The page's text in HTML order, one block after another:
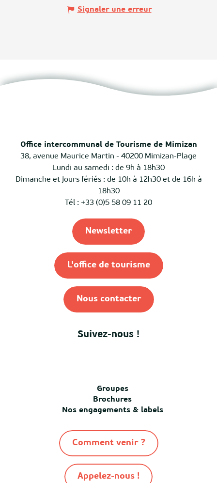
Signaler une erreur
Office intercommunal de Tourisme de Mimizan
38, avenue Maurice Martin - 40200 Mimizan-Plage
Lundi au samedi : de 9h à 18h30
Dimanche et jours fériés : de 10h à 12h30 et de 16h à
18h30
Tél : +33 (0)5 58 09 11 20
Newsletter
L'office de tourisme
Nous contacter
Suivez-nous !
Groupes
Brochures
Nos engagements & labels
Comment venir ?
Appelez-nous !